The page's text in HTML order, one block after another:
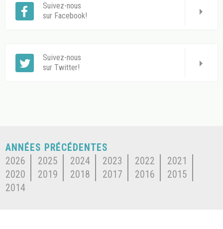
Suivez-nous
sur Facebook!
Suivez-nous
sur Twitter!
ANNÉES PRÉCÉDENTES
2026
2025 2024 2023 2022
2021
2020
2019 2018 2017 2016
2015
2014